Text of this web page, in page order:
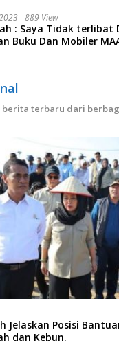
889 View
: Saya Tidak terlibat
Buku Dan Mobiler
berita terbaru dari
Jelaskan Posisi
dan Kebun.